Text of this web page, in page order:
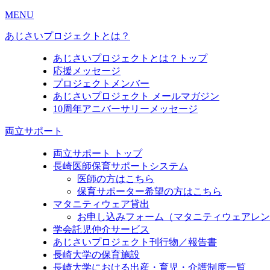
MENU
あじさいプロジェクトとは？
あじさいプロジェクトとは？トップ
応援メッセージ
プロジェクトメンバー
あじさいプロジェクト メールマガジン
10周年アニバーサリーメッセージ
両立サポート
両立サポート トップ
長崎医師保育サポートシステム
医師の方はこちら
保育サポーター希望の方はこちら
マタニティウェア貸出
お申し込みフォーム（マタニティウェアレン
学会託児仲介サービス
あじさいプロジェクト刊行物／報告書
長崎大学の保育施設
長崎大学における出産・育児・介護制度一覧